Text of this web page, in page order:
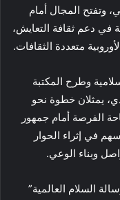
وتفتح المجال أمام
في دعم ثقافة التعايش،
متعددة الثقافات.
وطرح المكتبة
يمثلان خطوة نحو
الفرصة أمام جمهور
في إثراء الحوار
وبناء الوعي.
السلام العالمية”